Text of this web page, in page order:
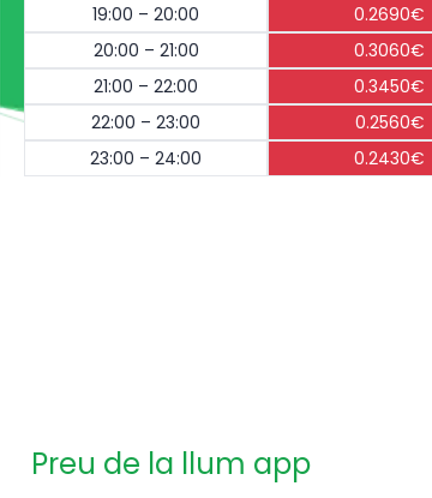
19:00 – 20:00
0.2690€
20:00 – 21:00
0.3060€
21:00 – 22:00
0.3450€
22:00 – 23:00
0.2560€
23:00 – 24:00
0.2430€
Preu de la llum app